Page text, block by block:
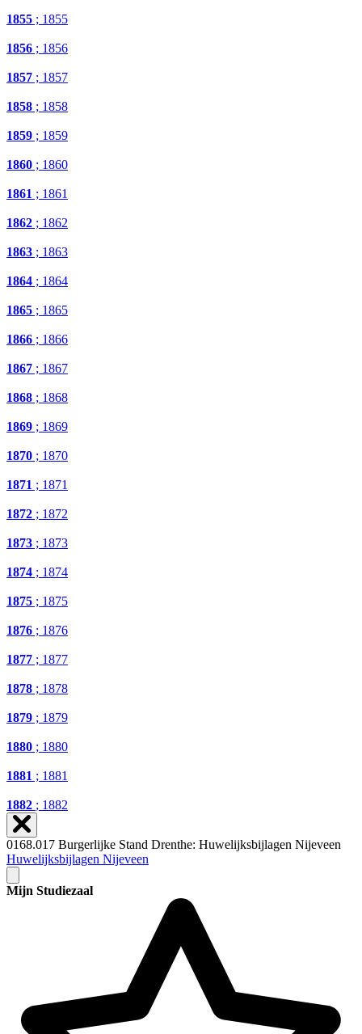
1855 ; 1855
1856 ; 1856
1857 ; 1857
1858 ; 1858
1859 ; 1859
1860 ; 1860
1861 ; 1861
1862 ; 1862
1863 ; 1863
1864 ; 1864
1865 ; 1865
1866 ; 1866
1867 ; 1867
1868 ; 1868
1869 ; 1869
1870 ; 1870
1871 ; 1871
1872 ; 1872
1873 ; 1873
1874 ; 1874
1875 ; 1875
1876 ; 1876
1877 ; 1877
1878 ; 1878
1879 ; 1879
1880 ; 1880
1881 ; 1881
1882 ; 1882
0168.017 Burgerlijke Stand Drenthe: Huwelijksbijlagen Nijeveen
Huwelijksbijlagen Nijeveen
Mijn Studiezaal